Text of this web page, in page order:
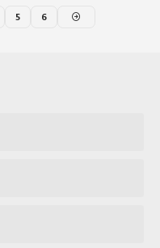
5 6